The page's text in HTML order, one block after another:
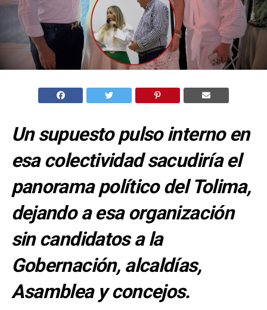
Un supuesto pulso interno en
esa colectividad sacudiría el
panorama político del Tolima,
dejando a esa organización
sin candidatos a la
Gobernación, alcaldías,
Asamblea y concejos.